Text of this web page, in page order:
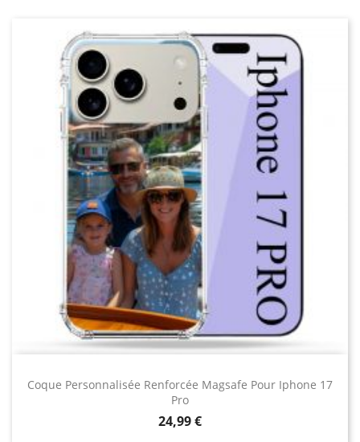
Coque Personnalisée Renforcée Magsafe Pour Iphone 17
Pro
Prix
24,99 €